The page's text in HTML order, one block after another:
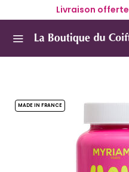
Livraison offerte
MADE IN FRANCE